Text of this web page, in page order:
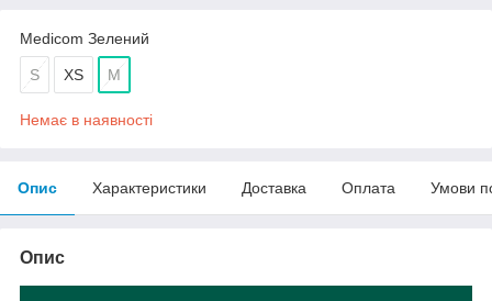
Medicom Зелений
S XS M
Немає в наявності
Опис Характеристики Доставка Оплата Умови
Опис